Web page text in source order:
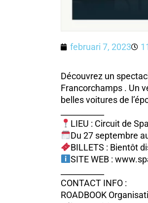
februari 7, 2023
Découvrez un
Francorchamps . Un
belles voitures de
LIEU : Circuit de
Du 27 septembre
BILLETS : Bientôt
SITE WEB :
CONTACT INFO :
ROADBOOK